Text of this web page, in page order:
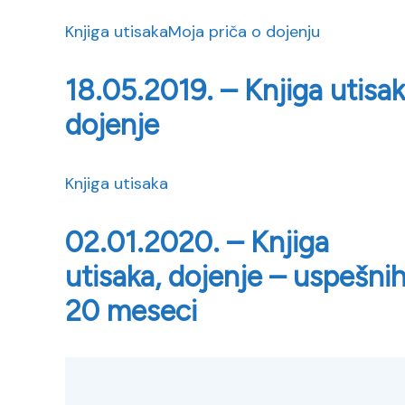
Knjiga utisakaMoja priča o dojenju
18.05.2019. – Knjiga
dojenje
Knjiga utisaka
02.01.2020. – Knjiga
utisaka, dojenje –
20 meseci